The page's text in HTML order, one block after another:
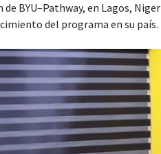
de BYU–Pathway, en Lagos,
del programa en su país.